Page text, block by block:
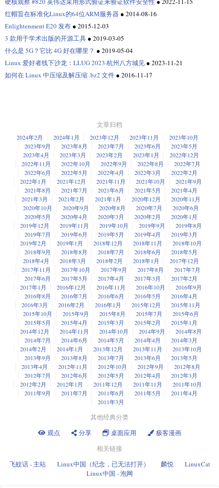
红帽旨在标准化Linux的64位ARM服务器 ● 2014-08-16
Enlightenment E20 发布 ● 2015-12-03
3 款用于学术出版的开源工具 ● 2019-03-05
什么是 5G？它比 4G 好在哪里？ ● 2019-05-04
Linux 爱好者线下沙龙：LLUG 2023·杭州八方城见 ● 2023-11-21
如何在 Linux 中压缩及解压缩 .bz2 文件 ● 2016-11-17
文章归档
2024年2月 2024年1月 2023年12月 2023年11月
2023年10月
2023年9月
2023年8月 2023年7月 2023年6月
2023年5月
2023年4月
2023年3月 2023年2月 2023年1月
2022年12月
2022年11月
2022年10月 2022年9月 2022年8月
2022年7月
2022年6月
2022年5月 2022年4月 2022年3月
2022年2月
2022年1月
2021年12月 2021年11月 2021年10月
2021年9月
2021年8月
2021年7月 2021年6月 2021年5月
2021年4月
2021年3月
2021年2月 2021年1月 2020年12月
2020年11月
2020年10月
2020年9月 2020年8月 2020年7月
2020年6月
2020年5月
2020年4月 2020年3月 2020年2月
2020年1月
2019年12月
2019年11月 2019年10月 2019年9月
2019年8月
2019年7月
2019年6月 2019年5月 2019年4月
2019年3月
2019年2月
2019年1月 2018年12月 2018年11月
2018年10月
2018年9月
2018年8月 2018年7月 2018年6月
2018年5月
2018年4月
2018年3月 2018年2月 2018年1月
2017年12月
2017年11月
2017年10月 2017年9月 2017年8月
2017年7月
2017年6月
2017年5月 2017年4月 2017年3月
2017年2月
2017年1月
2016年12月 2016年11月 2016年10月
2016年9月
2016年8月
2016年7月 2016年6月 2016年5月
2016年4月
2016年3月
2016年2月 2016年1月 2015年12月
2015年11月
2015年10月
2015年9月 2015年8月 2015年7月
2015年6月
2015年5月
2015年4月 2015年3月 2015年2月
2015年1月
2014年12月
2014年11月 2014年10月 2014年9月
2014年8月
2014年7月
2014年6月 2014年5月 2014年4月
2014年3月
2014年2月
2014年1月 2013年12月 2013年11月
2013年10月
2013年9月
2013年8月 2013年7月 2013年6月
2013年5月
2013年4月
2012年11月 2012年10月 2012年9月
2012年8月
2012年7月
2012年6月 2012年5月 2012年4月
2012年3月
2012年2月
2012年1月 2011年12月 2011年11月
2011年10月
2011年9月
2011年7月 2011年6月 2011年5月
2011年4月
2011年3月
其他经典分类
观点
分享 桌面应用
极客漫画
相关链接
飞蚊话 - 主站
Linux中国（纪念，已无法打开） 麟悦
LinuxCat
Linux中国 - 泡网